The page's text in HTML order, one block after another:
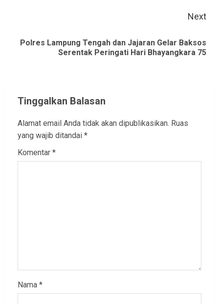
Next
Next
Polres Lampung Tengah dan Jajaran Gelar Baksos
Serentak Peringati Hari Bhayangkara 75
Tinggalkan Balasan
Alamat email Anda tidak akan dipublikasikan. Ruas
yang wajib ditandai *
Komentar *
Nama *